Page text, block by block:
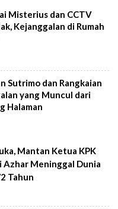
Misterius dan CCTV
Kejanggalan di Rumah
Sutrimo dan Rangkaian
yang Muncul dari
Halaman
Mantan Ketua KPK
Azhar Meninggal Dunia
Tahun